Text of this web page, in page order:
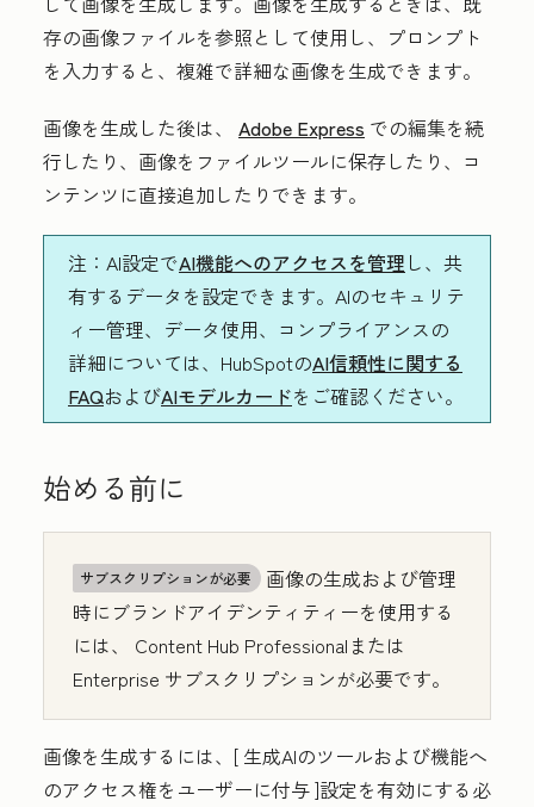
存の画像ファイルを参照として使用し、プロンプト
を入力すると、複雑で詳細な画像を生成できます。
画像を生成した後は、 Adobe Express での編集を続
行したり、画像をファイルツールに保存したり、コ
ンテンツに直接追加したりできます。
注 ：AI設定でAI機能へのアクセスを管理 し、共
有するデータを設定できます。AIのセキュリテ
ィー管理、データ使用、コンプライアンスの
詳細については、HubSpotのAI信頼性に関する
FAQおよびAIモデルカードをご確認ください。
始める前に
サブスクリプションが必要
画像の生成および管理
時にブランドアイデンティティーを使用する
には、 Content Hub Professional または
Enterprise サブスクリプションが必要です。
画像を生成するには、[ 生成AIのツールおよび機能へ
のアクセス権をユーザーに付与]設定を有効にする必